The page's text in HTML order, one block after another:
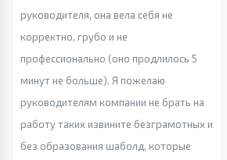
руководителя, она вела себя не
корректно, грубо и не
профессионально (оно продлилось 5
минут не больше). Я пожелаю
руководителям компании не брать на
работу таких извините безграмотных и
без образования шаболд, которые